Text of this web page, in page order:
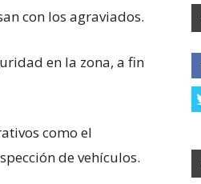
con los agraviados.
en la zona, a fin
como el
de vehículos.